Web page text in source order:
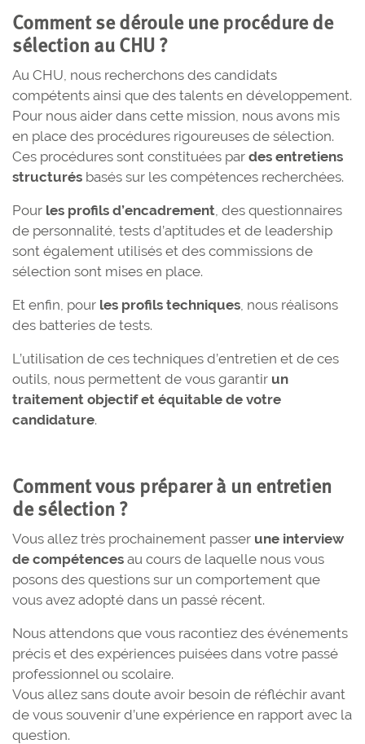
Comment se déroule une procédure de
sélection au CHU ?
Au CHU, nous recherchons des candidats
compétents ainsi que des talents en développement.
Pour nous aider dans cette mission, nous avons mis
en place des procédures rigoureuses de sélection.
Ces procédures sont constituées par des entretiens
structurés basés sur les compétences recherchées.
Pour les profils d’encadrement , des questionnaires
de personnalité, tests d’aptitudes et de leadership
sont également utilisés et des commissions de
sélection sont mises en place.
Et enfin, pour les profils techniques , nous réalisons
des batteries de tests.
L’utilisation de ces techniques d’entretien et de ces
outils, nous permettent de vous garantir un
traitement objectif et équitable de votre
candidature.
Comment vous préparer à un entretien
de sélection ?
Vous allez très prochainement passer une interview
de compétences au cours de laquelle nous vous
posons des questions sur un comportement que
vous avez adopté dans un passé récent.
Nous attendons que vous racontiez des événements
précis et des expériences puisées dans votre passé
professionnel ou scolaire.
Vous allez sans doute avoir besoin de réfléchir avant
de vous souvenir d’une expérience en rapport avec la
question.